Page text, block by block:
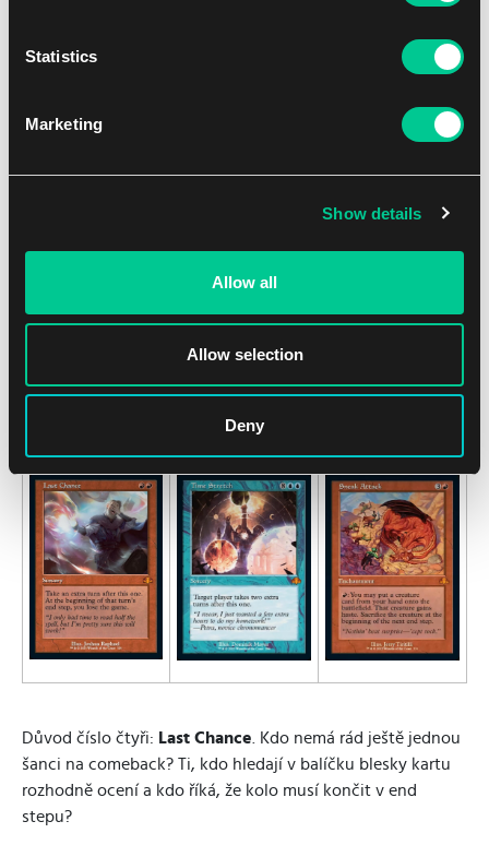
Statistics
Marketing
Show details
Allow all
Allow selection
Deny
manu je už od prvopočátku hry Magic jedna z nejlepších
karet a zde navíc s prapůvodním obrázkem, prostě super.
karet, které může ve správné strategii vašeho protihráče
Důvod číslo tři:Maze of Ith. Karta, která nemůže chybět v
zasloužíte.
Důvod číslo čtyři: Last Chance. Kdo nemá rád ještě jednou
šanci na comeback? Ti, kdo hledají v balíčku blesky kartu
rozhodně ocení a kdo říká, že kolo musí končit v end
stepu?